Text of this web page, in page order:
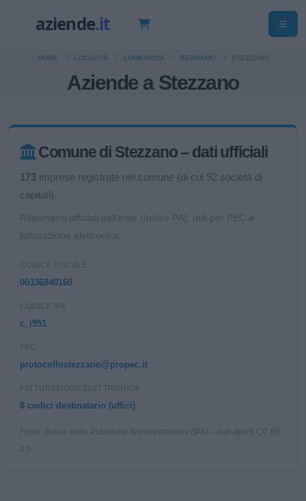
Aziende a Stezzano
HOME LOCALITÀ LOMBARDIA BERGAMO STEZZANO
Comune di Stezzano – dati ufficiali
173 imprese registrate nel comune (di cui 92 società di
capitali).
Riferimenti ufficiali dell'ente (Indice PA), utili per PEC e
fatturazione elettronica.
CODICE FISCALE
00336840160
CODICE IPA
c_i951
PEC
protocollostezzano@propec.it
FATTURAZIONE ELETTRONICA
8 codici destinatario (uffici)
Fonte: Indice delle Pubbliche Amministrazioni (IPA) – dati aperti CC BY